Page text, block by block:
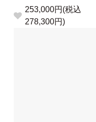
253,000円(税込
278,300円)